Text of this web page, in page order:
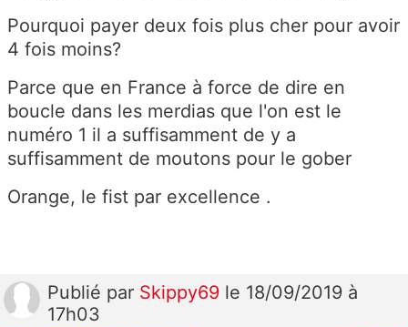
Pourquoi payer deux fois plus cher pour avoir
4 fois moins?
Parce que en France à force de dire en
boucle dans les merdias que l'on est le
numéro 1 il a suffisamment de y a
suffisamment de moutons pour le gober
Orange, le fist par excellence .
Publié par Skippy69 le 18/09/2019 à
17h03